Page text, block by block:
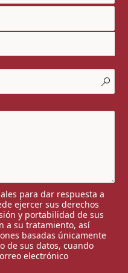
para dar respuesta a
ejercer sus derechos
y portabilidad de sus
a su tratamiento, así
basadas únicamente
de sus datos, cuando
electrónico